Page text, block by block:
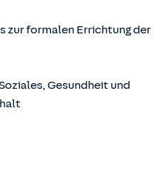
zur formalen Errichtung der
Gesundheit und